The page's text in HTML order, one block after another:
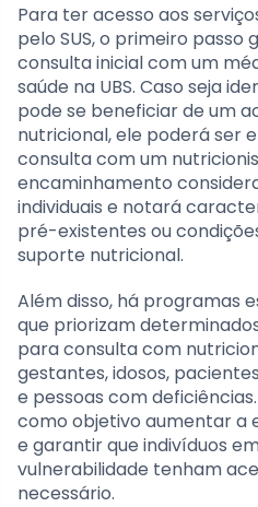
Para ter acesso aos
pelo SUS, o primeiro
consulta inicial com um
saúde na UBS. Caso seja
pode se beneficiar de um
nutricional, ele poderá ser
consulta com um
encaminhamento
individuais e notará
pré-existentes ou
suporte nutricional.
Além disso, há programas
que priorizam
para consulta com
gestantes, idosos,
e pessoas com
como objetivo aumentar a
e garantir que indivíduos
vulnerabilidade tenham
necessário.